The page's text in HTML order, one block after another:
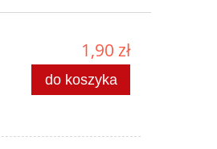
1,90 zł
do koszyka